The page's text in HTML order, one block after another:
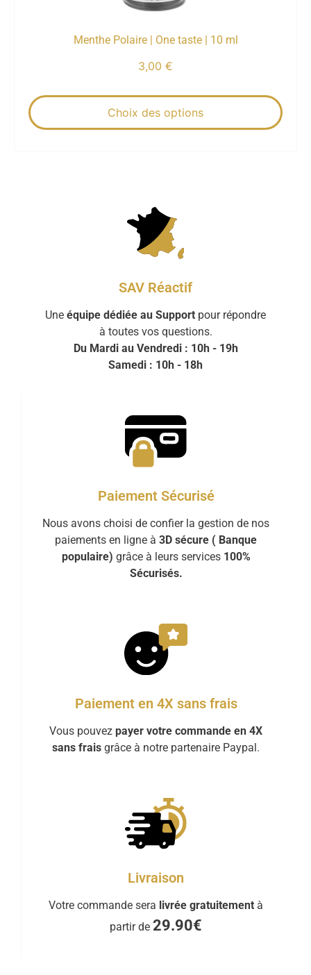
Menthe Polaire | One taste | 10 ml
3,00 €
Choix des options
SAV Réactif
Une équipe dédiée au Support pour répondre
à toutes vos questions.
Du Mardi au Vendredi : 10h - 19h
Samedi : 10h - 18h
Paiement Sécurisé
Nous avons choisi de confier la gestion de nos
paiements en ligne à 3D sécure ( Banque
populaire) grâce à leurs services 100%
Sécurisés.
Paiement en 4X sans frais
Vous pouvez payer votre commande en 4X
sans frais grâce à notre partenaire Paypal.
Livraison
Votre commande sera livrée gratuitement à
partir de 29.90€